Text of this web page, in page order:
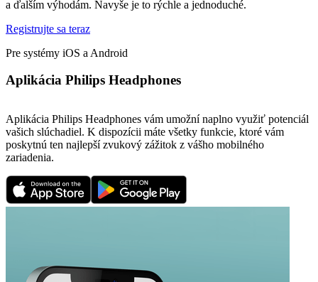
a ďalším výhodám. Navyše je to rýchle a jednoduché.
Registrujte sa teraz
Pre systémy iOS a Android
Aplikácia Philips Headphones
Aplikácia Philips Headphones vám umožní naplno využiť potenciál
vašich slúchadiel. K dispozícii máte všetky funkcie, ktoré vám
poskytnú ten najlepší zvukový zážitok z vášho mobilného
zariadenia.